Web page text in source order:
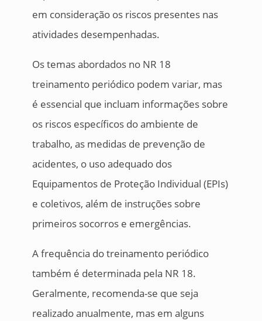
em consideração os riscos presentes nas
atividades desempenhadas.
Os temas abordados no NR 18
treinamento periódico podem variar, mas
é essencial que incluam informações sobre
os riscos específicos do ambiente de
trabalho, as medidas de prevenção de
acidentes, o uso adequado dos
Equipamentos de Proteção Individual (EPIs)
e coletivos, além de instruções sobre
primeiros socorros e emergências.
A frequência do treinamento periódico
também é determinada pela NR 18.
Geralmente, recomenda-se que seja
realizado anualmente, mas em alguns